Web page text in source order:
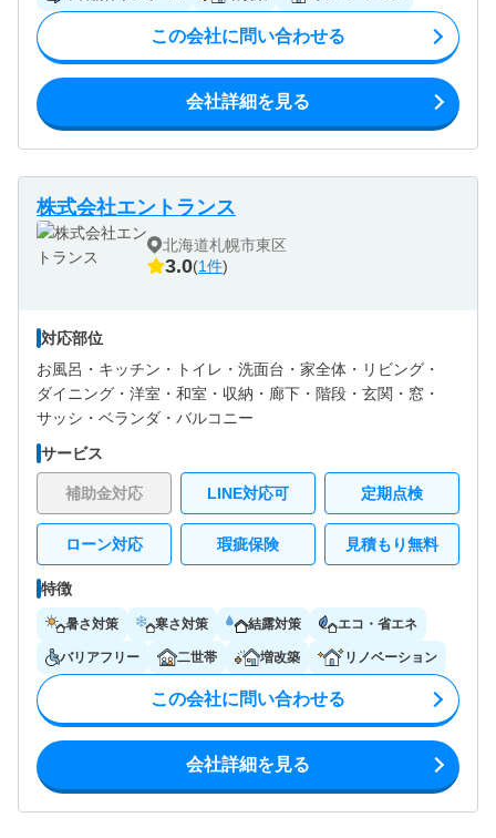
この会社に問い合わせる
会社詳細を見る
株式会社エントランス
北海道札幌市東区
3.0(1件)
対応部位
お風呂・ キッチン・ トイレ・ 洗面台・ 家全体・ リビング・
ダイニング・ 洋室・ 和室・ 収納・ 廊下・ 階段・ 玄関・ 窓・
サッシ・ ベランダ・バルコニー
サービス
補助金対応 LINE対応可 定期点検
ローン対応 瑕疵保険 見積もり無料
特徴
暑さ対策 寒さ対策 結露対策 エコ・省エネ
バリアフリー 二世帯 増改築 リノベーション
この会社に問い合わせる
会社詳細を見る